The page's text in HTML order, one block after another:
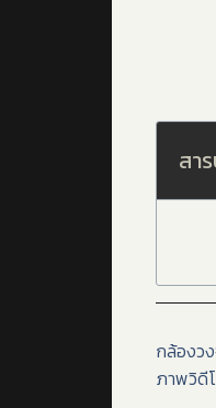
สา
กล้องว
ภาพวิดี